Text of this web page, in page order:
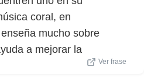
coral, en
mucho sobre
a mejorar la
Ver frase